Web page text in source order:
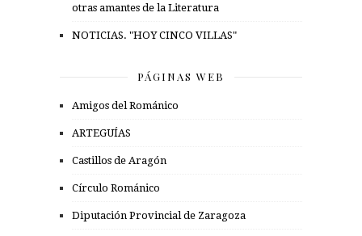
otras amantes de la Literatura
NOTICIAS. "HOY CINCO VILLAS"
PÁGINAS WEB
Amigos del Románico
ARTEGUÍAS
Castillos de Aragón
Círculo Románico
Diputación Provincial de Zaragoza